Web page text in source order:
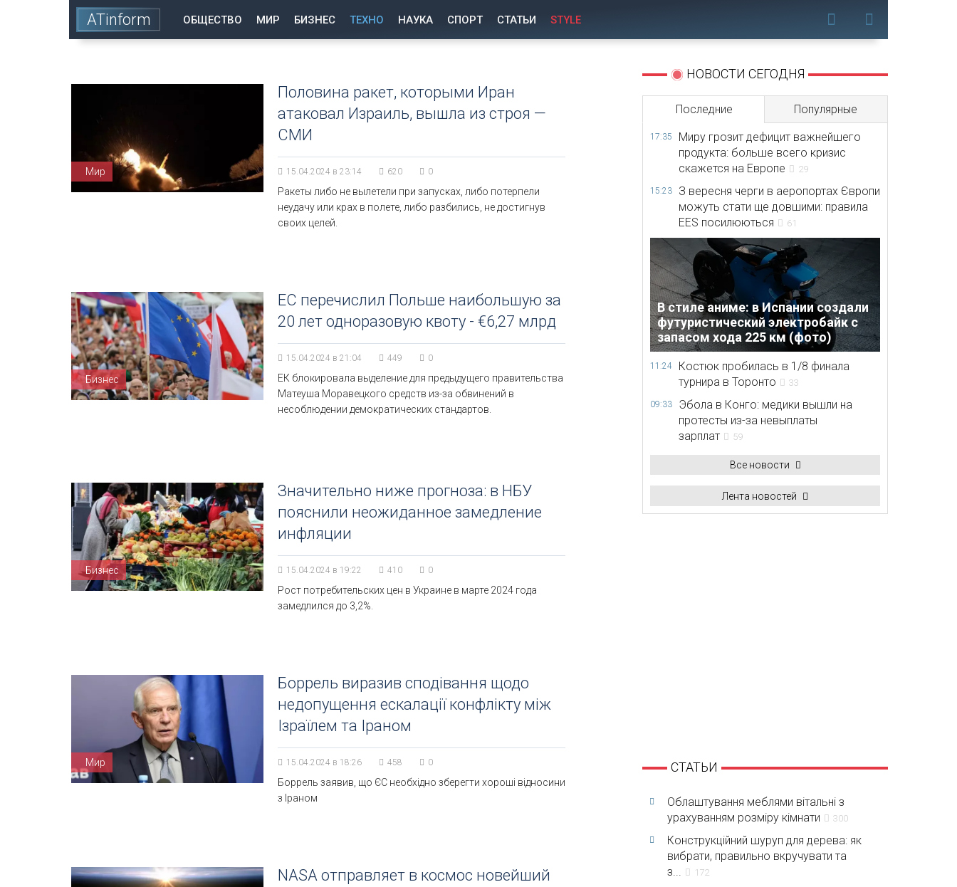
ATinform ОБЩЕСТВО МИР БИЗНЕС ТЕХНО НАУКА СПОРТ СТАТЬИ STYLE
Мир
Половина ракет, которыми Иран
атаковал Израиль, вышла из строя —
СМИ
15.04.2024 в 23:14 620 0
Ракеты либо не вылетели при запусках, либо потерпели
неудачу или крах в полете, либо разбились, не достигнув
своих целей.
Бизнес
ЕС перечислил Польше наибольшую за
20 лет одноразовую квоту - €6,27 млрд
15.04.2024 в 21:04 449 0
ЕК блокировала выделение для предыдущего правительства
Матеуша Моравецкого средств из-за обвинений в
несоблюдении демократических стандартов.
Бизнес
Значительно ниже прогноза: в НБУ
пояснили неожиданное замедление
инфляции
15.04.2024 в 19:22 410 0
Рост потребительских цен в Украине в марте 2024 года
замедлился до 3,2%.
Мир
Боррель виразив сподівання щодо
недопущення ескалації конфлікту між
Ізраїлем та Іраном
15.04.2024 в 18:26 458 0
Боррель заявив, що ЄС необхідно зберегти хороші відносини
з Іраном
NASA отправляет в космос новейший
НОВОСТИ СЕГОДНЯ
Последние Популярные
17:35
Миру грозит дефицит важнейшего
продукта: больше всего кризис
скажется на Европе
29
15:23
З вересня черги в аеропортах Європи
можуть стати ще довшими: правила
EES посилюються
61
В стиле аниме: в Испании создали
футуристический электробайк с
запасом хода 225 км (фото)
11:24
Костюк пробилась в 1/8 финала
турнира в Торонто
33
09:33
Эбола в Конго: медики вышли на
протесты из-за невыплаты
зарплат
59
Все новости
Лента новостей
СТАТЬИ
Облаштування меблями вітальні з
урахуванням розміру кімнати
300
Конструкційний шуруп для дерева: як
вибрати, правильно вкручувати та
з...
172